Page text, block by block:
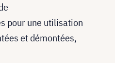
pour une utilisation
et démontées,